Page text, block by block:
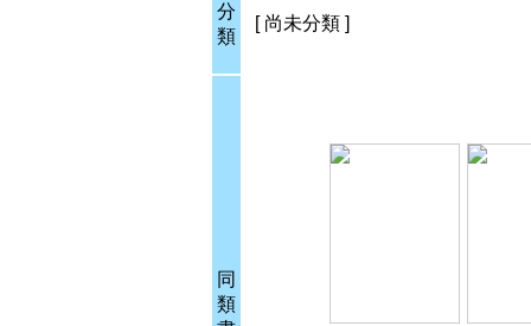
分
類
[ 尚未分類 ]
同
類